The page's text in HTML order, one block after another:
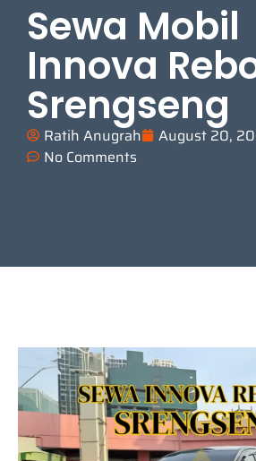
Sewa Mobil
Innova
Srengseng
Ratih Anugrah August 20,
No Comments